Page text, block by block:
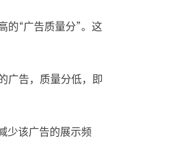
的“广告质量分”。这
广告，质量分低，即
少该广告的展示频